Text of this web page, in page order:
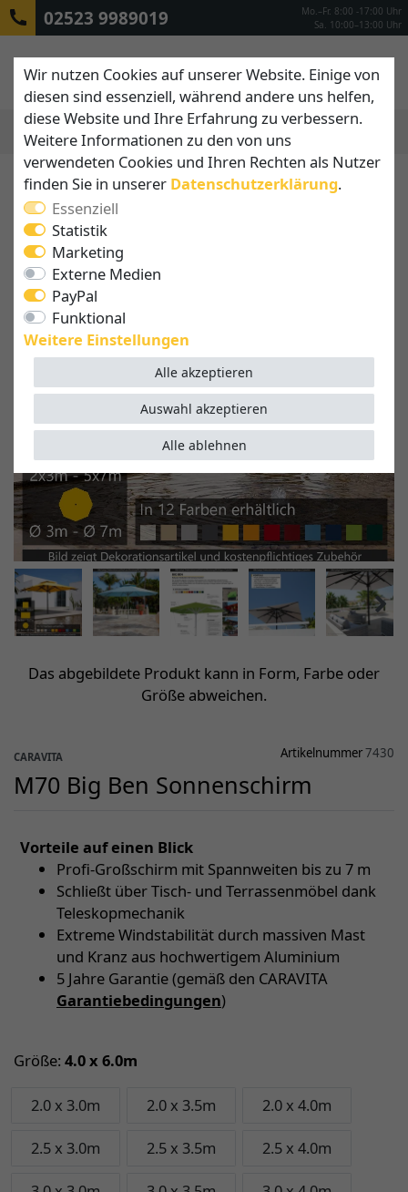
02523 9989019
Mo.–Fr. 8:00 -17:00 Uhr
Sa. 10:00–13:00 Uhr
Das abgebildete Produkt kann in Form, Farbe oder
Größe abweichen.
CARAVITA Artikelnummer7430
M70 Big Ben Sonnenschirm
Vorteile auf einen Blick
Profi-Großschirm mit Spannweiten bis zu 7 m
Schließt über Tisch- und Terrassenmöbel dank
Teleskopmechanik
Extreme Windstabilität durch massiven Mast
und Kranz aus hochwertigem Aluminium
5 Jahre Garantie (gemäß den CARAVITA
Garantiebedingungen)
Größe: 4.0 x 6.0m
2.0 x 3.0m 2.0 x 3.5m 2.0 x 4.0m
2.5 x 3.0m 2.5 x 3.5m 2.5 x 4.0m
Wir nutzen Cookies auf unserer Website. Einige von
diesen sind essenziell, während andere uns helfen,
diese Website und Ihre Erfahrung zu verbessern.
Weitere Informationen zu den von uns
verwendeten Cookies und Ihren Rechten als Nutzer
finden Sie in unserer Daten­schutz­erklärung.
Essenziell
Statistik
Marketing
Externe Medien
PayPal
Funktional
Weitere Einstellungen
Alle akzeptieren
Alle ablehnen
Auswahl akzeptieren